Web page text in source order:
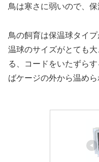
鳥は寒さに弱いので、保
鳥の飼育は保温球タイ
温球のサイズがとても
る、コードをいたずら
ばケージの外から温め